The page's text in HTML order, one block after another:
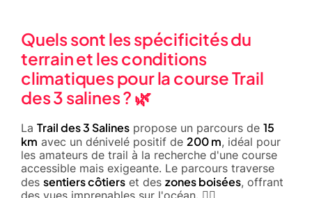
Quels sont les spécificités du
terrain et les conditions
climatiques pour la course Trail
des 3 salines ? 🌿
La Trail des 3 Salines propose un parcours de 15
km avec un dénivelé positif de 200 m, idéal pour
les amateurs de trail à la recherche d'une course
accessible mais exigeante. Le parcours traverse
des sentiers côtiers et des zones boisées, offrant
des vues imprenables sur l'océan. 🚵‍♂️